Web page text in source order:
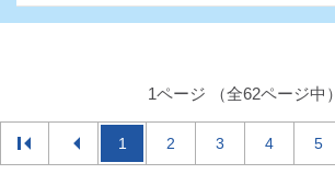
1ページ （全62ページ中）
1 2 3 4 5